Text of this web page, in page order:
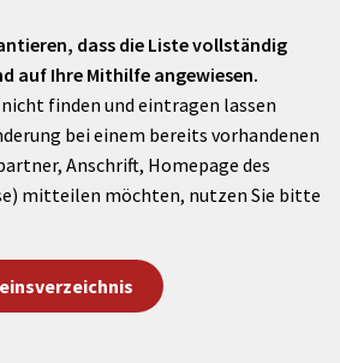
dass die Liste vollständig
auf Ihre Mithilfe angewiesen.
finden und eintragen lassen
bei einem bereits vorhandenen
Anschrift, Homepage des
mitteilen möchten, nutzen Sie bitte